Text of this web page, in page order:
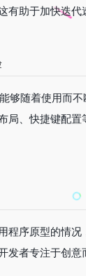
有助于加快迭
够随着使用而
局、快捷键配
程序原型的情
发者专注于创意